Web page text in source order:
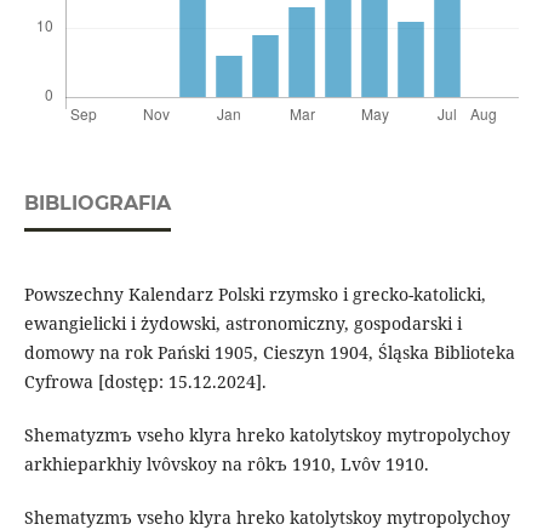
BIBLIOGRAFIA
Powszechny Kalendarz Polski rzymsko i grecko-katolicki,
ewangielicki i żydowski, astronomiczny, gospodarski i
domowy na rok Pański 1905, Cieszyn 1904, Śląska Biblioteka
Cyfrowa [dostęp: 15.12.2024].
Shematyzmъ vseho klyra hreko katolytskoy mytropolychoy
arkhieparkhiy lvôvskoy na rôkъ 1910, Lvôv 1910.
Shematyzmъ vseho klyra hreko katolytskoy mytropolychoy